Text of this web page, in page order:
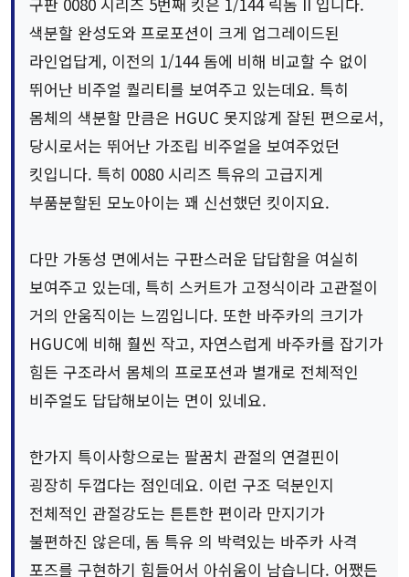
색분할 완성도와 프로포션이 크게 업그레이드된
라인업답게, 이전의 1/144 돔에 비해 비교할 수 없이
뛰어난 비주얼 퀄리티를 보여주고 있는데요. 특히
몸체의 색분할 만큼은 HGUC 못지않게 잘된 편으로서,
당시로서는 뛰어난 가조립 비주얼을 보여주었던
킷입니다. 특히 0080 시리즈 특유의 고급지게
부품분할된 모노아이는 꽤 신선했던 킷이지요.
다만 가동성 면에서는 구판스러운 답답함을 여실히
보여주고 있는데, 특히 스커트가 고정식이라 고관절이
거의 안움직이는 느낌입니다. 또한 바주카의 크기가
HGUC에 비해 훨씬 작고, 자연스럽게 바주카를 잡기가
힘든 구조라서 몸체의 프로포션과 별개로 전체적인
비주얼도 답답해보이는 면이 있네요.
한가지 특이사항으로는 팔꿈치 관절의 연결핀이
굉장히 두껍다는 점인데요. 이런 구조 덕분인지
전체적인 관절강도는 튼튼한 편이라 만지기가
불편하진 않은데, 돔 특유 의 박력있는 바주카 사격
포즈를 구현하기 힘들어서 아쉬움이 남습니다. 어쨌든